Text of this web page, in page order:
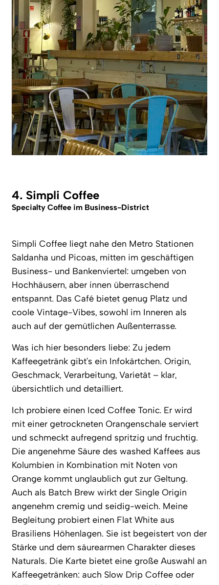
4. Simpli Coffee
Specialty Coffee im Business-District
Simpli Coffee liegt nahe den Metro Stationen
Saldanha und Picoas, mitten im geschäftigen
Business- und Bankenviertel: umgeben von
Hochhäusern, aber innen überraschend
entspannt. Das Café bietet genug Platz und
coole Vintage-Vibes, sowohl im Inneren als
auch auf der gemütlichen Außenterrasse.
Was ich hier besonders liebe: Zu jedem
Kaffeegetränk gibt’s ein Infokärtchen. Origin,
Geschmack, Verarbeitung, Varietät – klar,
übersichtlich und detailliert.
Ich probiere einen Iced Coffee Tonic. Er wird
mit einer getrockneten Orangenschale serviert
und schmeckt aufregend spritzig und fruchtig.
Die angenehme Säure des washed Kaffees aus
Kolumbien in Kombination mit Noten von
Orange kommt unglaublich gut zur Geltung.
Auch als Batch Brew wirkt der Single Origin
angenehm cremig und seidig-weich. Meine
Begleitung probiert einen Flat White aus
Brasiliens Höhenlagen. Sie ist begeistert von der
Stärke und dem säurearmen Charakter dieses
Naturals. Die Karte bietet eine große Auswahl an
Kaffeegetränken: auch Slow Drip Coffee oder